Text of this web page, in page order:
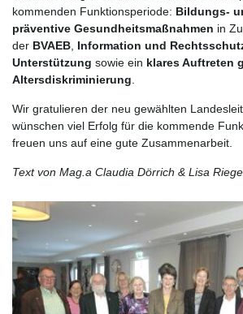
kommenden Funktionsperiode: Bildungs-
präventive Gesundheitsmaßnahmen in
der BVAEB Information und
Unterstützung sowie ein klares Auftreten
Altersdiskriminierung
Wir gratulieren der neu gewählten
wünschen viel Erfolg für die kommende
freuen uns auf eine gute Zusammenarbeit.
Text von Mag.a Claudia Dörrich & Lisa